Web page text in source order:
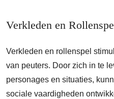
Verkleden en
Verkleden en rollenspel
van peuters. Door zich in te
personages en situaties,
sociale vaardigheden